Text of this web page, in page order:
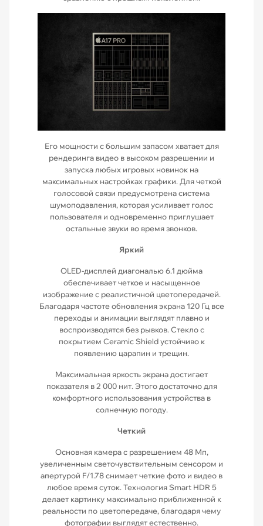
Его мощности с большим запасом хватает для
рендеринга видео в высоком разрешении и
запуска любых игровых новинок на
максимальных настройках графики. Для четкой
голосовой связи предусмотрена система
шумоподавления, которая усиливает голос
пользователя и одновременно приглушает
остальные звуки во время звонков.
Яркий
OLED-дисплей диагональю 6.1 дюйма
обеспечивает четкое и насыщенное
изображение с реалистичной цветопередачей.
Благодаря частоте обновления экрана 120 Гц все
переходы и анимации выглядят плавно и
воспроизводятся без рывков. Стекло с
покрытием Ceramic Shield устойчиво к
появлению царапин и трещин.
Максимальная яркость экрана достигает
показателя в 2 000 нит. Этого достаточно для
комфортного использования устройства в
солнечную погоду.
Четкий
Основная камера с разрешением 48 Мп,
увеличенным светочувствительным сенсором и
апертурой F/1.78 снимает четкие фото и видео в
любое время суток. Технология Smart HDR 5
делает картинку максимально приближенной к
реальности по цветопередаче, благодаря чему
фотографии выглядят естественно.